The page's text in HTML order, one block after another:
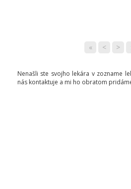
« < >
Nenašli ste svojho lekára v zozname
nás kontaktuje a mi ho obratom